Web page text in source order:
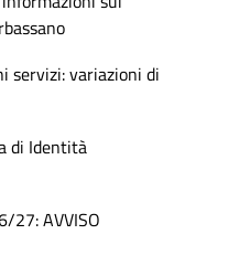
servizi: variazioni di
di Identità
27: AVVISO